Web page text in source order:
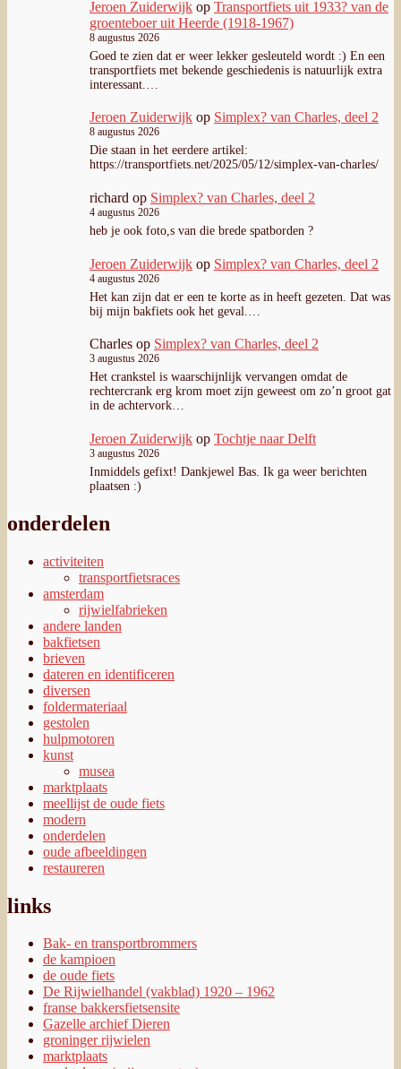
Jeroen Zuiderwijk op Transportfiets uit 1933? van de
groenteboer uit Heerde (1918-1967)
8 augustus 2026
Goed te zien dat er weer lekker gesleuteld wordt :) En een
transportfiets met bekende geschiedenis is natuurlijk extra
interessant.…
Jeroen Zuiderwijk op Simplex? van Charles, deel 2
8 augustus 2026
Die staan in het eerdere artikel:
https://transportfiets.net/2025/05/12/simplex-van-charles/
richard op Simplex? van Charles, deel 2
4 augustus 2026
heb je ook foto,s van die brede spatborden ?
Jeroen Zuiderwijk op Simplex? van Charles, deel 2
4 augustus 2026
Het kan zijn dat er een te korte as in heeft gezeten. Dat was
bij mijn bakfiets ook het geval.…
Charles op Simplex? van Charles, deel 2
3 augustus 2026
Het crankstel is waarschijnlijk vervangen omdat de
rechtercrank erg krom moet zijn geweest om zo’n groot gat
in de achtervork…
Jeroen Zuiderwijk op Tochtje naar Delft
3 augustus 2026
Inmiddels gefixt! Dankjewel Bas. Ik ga weer berichten
plaatsen :)
onderdelen
activiteiten
transportfietsraces
amsterdam
rijwielfabrieken
andere landen
bakfietsen
brieven
dateren en identificeren
diversen
foldermateriaal
gestolen
hulpmotoren
kunst
musea
marktplaats
meellijst de oude fiets
modern
onderdelen
oude afbeeldingen
restaureren
links
Bak- en transportbrommers
de kampioen
de oude fiets
De Rijwielhandel (vakblad) 1920 – 1962
franse bakkersfietsensite
Gazelle archief Dieren
groninger rijwielen
marktplaats